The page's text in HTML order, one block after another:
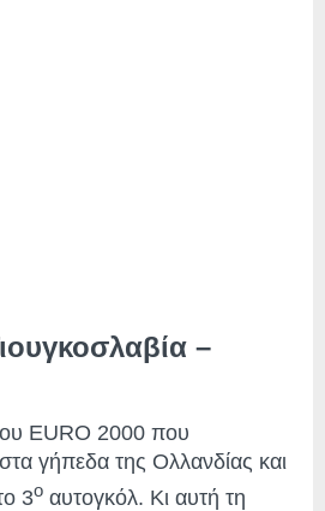
–
EURO 2000 που
γήπεδα της Ολλανδίας και
3ο αυτογκόλ. Κι αυτή τη